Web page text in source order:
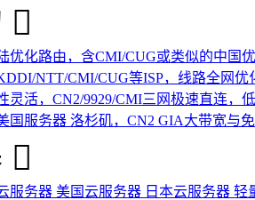
优化路由，含CMI/CUG或类似的中国
NTT/CMI/CUG等ISP，线路全网优
灵活，CN2/9929/CMI三网极速直连，
国服务器 洛杉矶，CN2 GIA大带宽与
服务器 美国云服务器 日本云服务器 轻